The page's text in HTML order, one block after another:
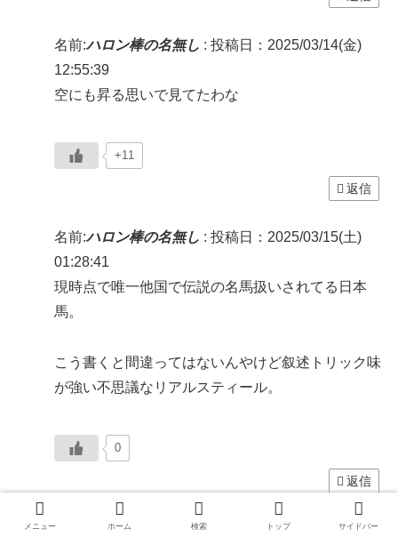
名前:ハロン棒の名無し : 投稿日：2025/03/14(金)
12:55:39
空にも昇る思いで見てたわな
+11
返信
名前:ハロン棒の名無し : 投稿日：2025/03/15(土)
01:28:41
現時点で唯一他国で伝説の名馬扱いされてる日本
馬。
こう書くと間違ってはないんやけど叙述トリック味
が強い不思議なリアルスティール。
0
返信
名前: ハロン棒の名無し 投稿日：2025/03/14(金)
メニュー ホーム 検索 トップ サイドバー